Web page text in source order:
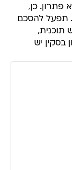
כן,
תפעל להסכם
תוכנית,
בסקין יש